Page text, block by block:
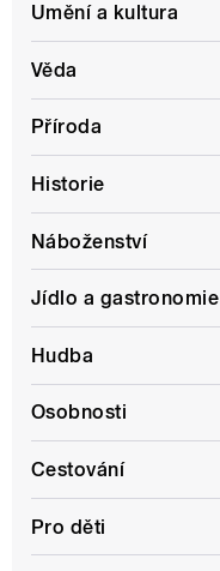
Umění a kultura
Věda
Příroda
Historie
Náboženství
Jídlo a gastronomie
Hudba
Osobnosti
Cestování
Pro děti